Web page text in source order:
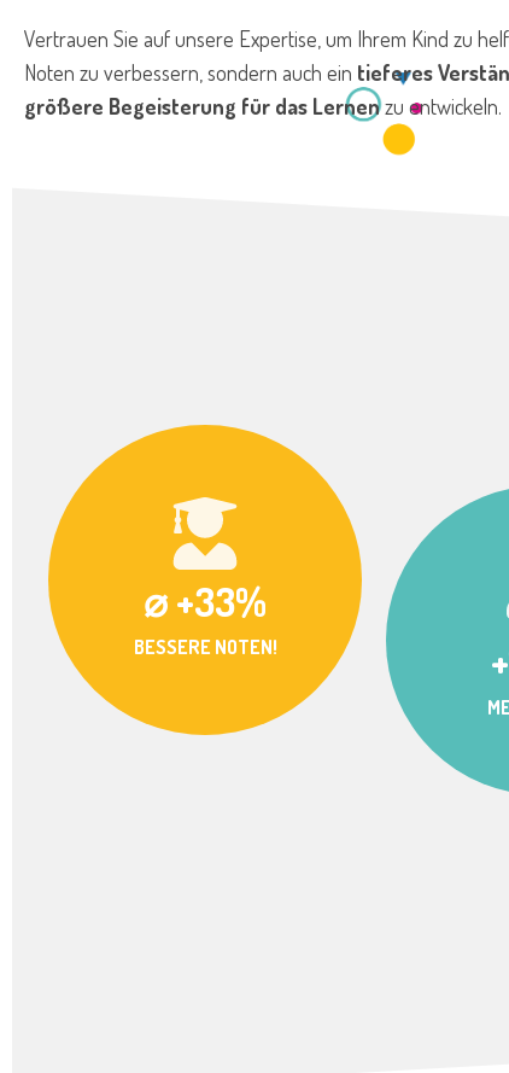
Vertrauen Sie auf unsere Expertise, um Ihrem Kind zu
Noten zu verbessern, sondern auch ein tieferes
größere Begeisterung für das Lernenzu entwickeln.
⌀ +33%
BESSERE NOTEN!